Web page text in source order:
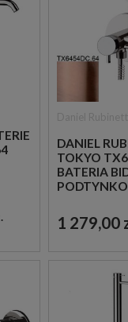
DANIEL
TOKYO
BATERIA
MIEDZIANA
1 279,00